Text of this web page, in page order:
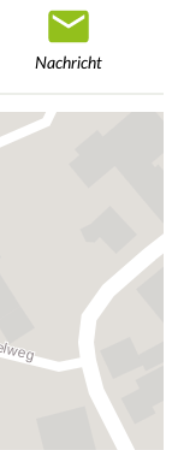
Nachricht